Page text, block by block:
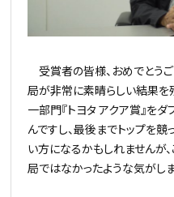
受賞者の皆様、おめでとう
局が非常に素晴らしい結果を
一部門『トヨタ アクア賞』を
んですし、最後までトップを競
い方になるかもしれませんが
局ではなかったような気がしま